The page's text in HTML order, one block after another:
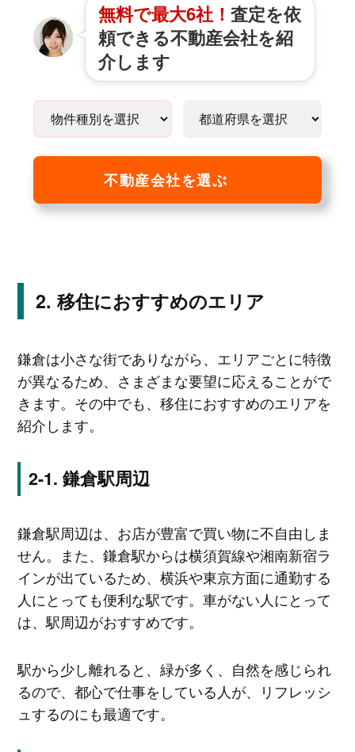
無料で最大6社！ 査定を依
頼できる不動産会社を紹
介します
不動産会社を選ぶ
移住におすすめのエリア
鎌倉は小さな街でありながら、エリアごとに特徴
が異なるため、さまざまな要望に応えることがで
きます。その中でも、移住におすすめのエリアを
紹介します。
鎌倉駅周辺
鎌倉駅周辺は、お店が豊富で買い物に不自由しま
せん。また、鎌倉駅からは横須賀線や湘南新宿ラ
インが出ているため、横浜や東京方面に通勤する
人にとっても便利な駅です。車がない人にとって
は、駅周辺がおすすめです。
駅から少し離れると、緑が多く、自然を感じられ
るので、都心で仕事をしている人が、リフレッシ
ュするのにも最適です。